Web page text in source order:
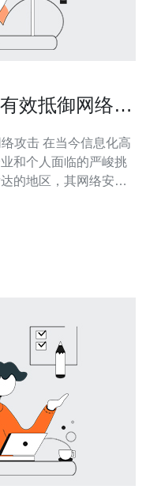
效抵御网络攻
攻击 在当今信息化高
和个人面临的严峻挑
的地区，其网络安全
技术优势及应用场